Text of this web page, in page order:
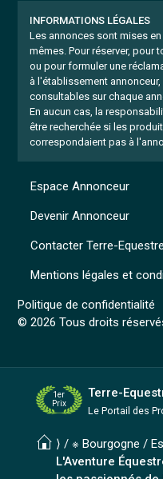
INFORMATIONS LÉGALES
Les annonces sont mises
mêmes. Pour réserver, pour
ou pour formuler une
à l'établissement
consultables sur chaque
En aucun cas, la
être recherchée si les
correspondaient pas à
Mentions légales et
Politique de confidentialité
© 2026 Tous droits
Espace Annonceur
Devenir Annonceur
Contacter Terre-Equestre
1er
Prix
Terre-
Le Portail des
⟩ / ※ Bourgogne /
L'Aventure